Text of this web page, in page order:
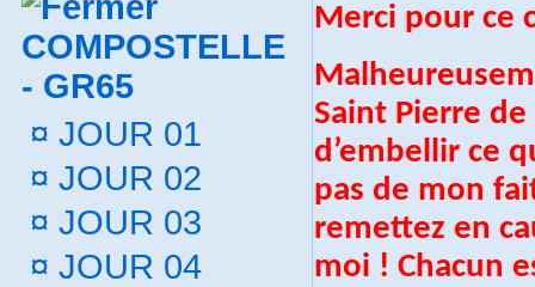
COMPOSTELLE
- GR65
¤ JOUR 01
¤ JOUR 02
¤ JOUR 03
¤ JOUR 04
Merci pour ce
Saint Pierre
d’embellir ce
pas de mon
remettez en
moi ! Chacun